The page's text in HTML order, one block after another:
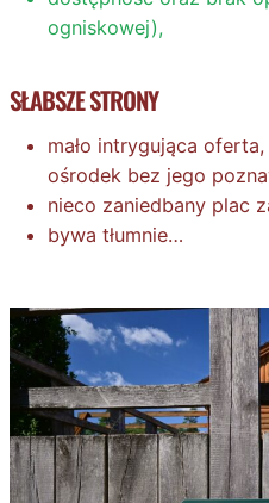
ogniskowej),
SŁABSZE STRONY
mało intrygująca
ośrodek bez jego
nieco zaniedbany plac
bywa tłumnie…